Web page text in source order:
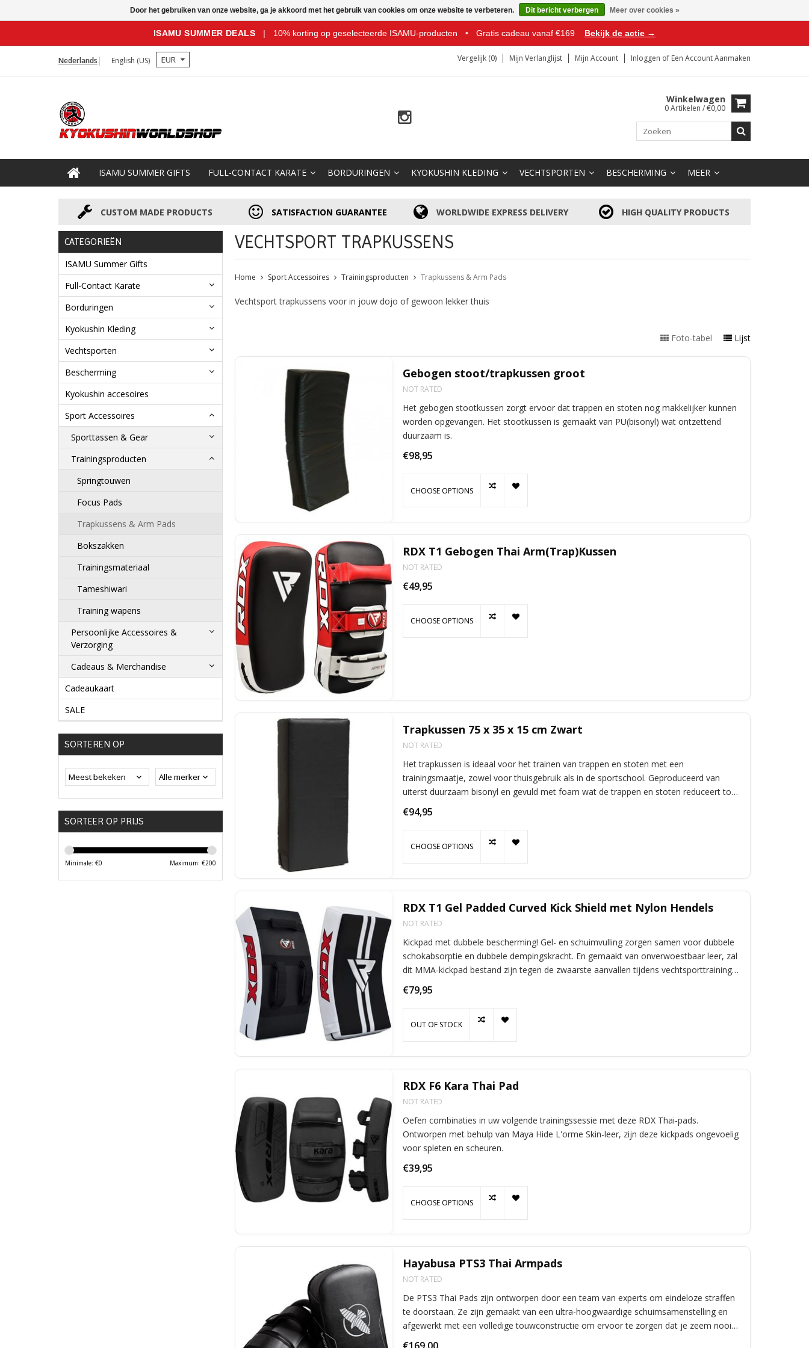
ISAMU SUMMER DEALS | 10% korting op geselecteerde ISAMU-producten • Gratis cadeau vanaf €169 Bekijk de actie →
Nederlands English (US) EUR Vergelijk (0) Mijn Verlanglijst Mijn Account Inloggen of Een Account Aanmaken
Winkelwagen
0 Artikelen / €0,00
ISAMU SUMMER GIFTS FULL-CONTACT KARATE BORDURINGEN KYOKUSHIN KLEDING VECHTSPORTEN BESCHERMING MEER
CUSTOM MADE PRODUCTS SATISFACTION GUARANTEE WORLDWIDE EXPRESS DELIVERY HIGH QUALITY PRODUCTS
CATEGORIEËN
ISAMU Summer Gifts
Full-Contact Karate
Borduringen
Kyokushin Kleding
Vechtsporten
Bescherming
Kyokushin accesoires
Sport Accessoires
Sporttassen & Gear
Trainingsproducten
Springtouwen
Focus Pads
Trapkussens & Arm Pads
Bokszakken
Trainingsmateriaal
Tameshiwari
Training wapens
Persoonlijke Accessoires &
Verzorging
Cadeaus & Merchandise
Cadeaukaart
SALE
SORTEREN OP
SORTEER OP PRIJS
Minimale: €0 Maximum: €200
VECHTSPORT TRAPKUSSENS
Home Sport Accessoires Trainingsproducten Trapkussens & Arm Pads
Vechtsport trapkussens voor in jouw dojo of gewoon lekker thuis
Foto-tabel Lijst
Gebogen stoot/trapkussen groot
NOT RATED
Het gebogen stootkussen zorgt ervoor dat trappen en stoten nog makkelijker kunnen
worden opgevangen. Het stootkussen is gemaakt van PU(bisonyl) wat ontzettend
duurzaam is.
€98,95
CHOOSE OPTIONS
RDX T1 Gebogen Thai Arm(Trap)Kussen
NOT RATED
€49,95
CHOOSE OPTIONS
Trapkussen 75 x 35 x 15 cm Zwart
NOT RATED
Het trapkussen is ideaal voor het trainen van trappen en stoten met een
trainingsmaatje, zowel voor thuisgebruik als in de sportschool. Geproduceerd van
uiterst duurzaam bisonyl en gevuld met foam wat de trappen en stoten reduceert tot
een minimum. het Sp
€94,95
CHOOSE OPTIONS
RDX T1 Gel Padded Curved Kick Shield met Nylon Hendels
NOT RATED
Kickpad met dubbele bescherming! Gel- en schuimvulling zorgen samen voor dubbele
schokabsorptie en dubbele dempingskracht. En gemaakt van onverwoestbaar leer, zal
dit MMA-kickpad bestand zijn tegen de zwaarste aanvallen tijdens vechtsporttraining.
€79,95
OUT OF STOCK
RDX F6 Kara Thai Pad
NOT RATED
Oefen combinaties in uw volgende trainingssessie met deze RDX Thai-pads.
Ontworpen met behulp van Maya Hide L'orme Skin-leer, zijn deze kickpads ongevoelig
voor spleten en scheuren.
€39,95
CHOOSE OPTIONS
Hayabusa PTS3 Thai Armpads
NOT RATED
De PTS3 Thai Pads zijn ontworpen door een team van experts om eindeloze straffen
te doorstaan. Ze zijn gemaakt van een ultra-hoogwaardige schuimsamenstelling en
afgewerkt met een volledige touwconstructie om ervoor te zorgen dat je zeem nooit
scheurt of u
Door het gebruiken van onze website, ga je akkoord met het gebruik van cookies om onze website te verbeteren. Dit bericht verbergen Meer over cookies »